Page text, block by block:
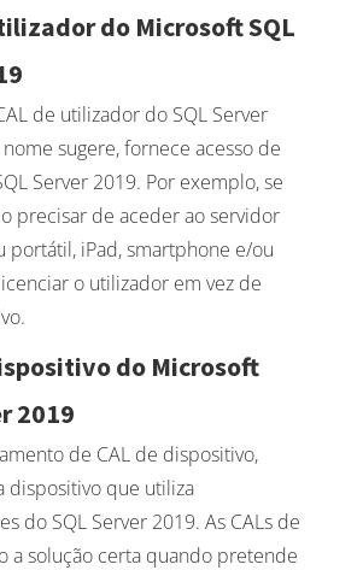
do Microsoft SQL
de utilizador do SQL Server
sugere, fornece acesso de
Server 2019. Por exemplo, se
precisar de aceder ao servidor
portátil, iPad, smartphone e/ou
o utilizador em vez de
do Microsoft
2019
de CAL de dispositivo,
dispositivo que utiliza
do SQL Server 2019. As CALs de
a solução certa quando pretende